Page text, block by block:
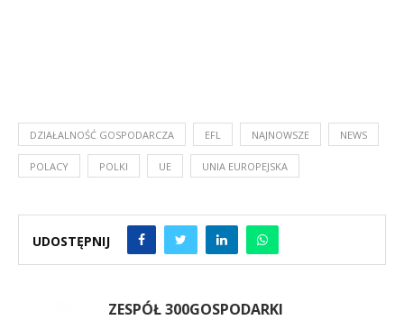
DZIAŁALNOŚĆ GOSPODARCZA EFL NAJNOWSZE NEWS
POLACY POLKI UE UNIA EUROPEJSKA
UDOSTĘPNIJ
ZESPÓŁ 300GOSPODARKI